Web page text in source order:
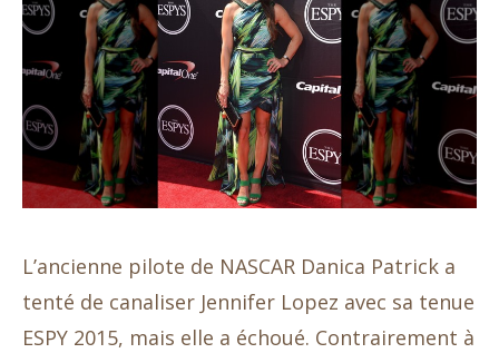
L’ancienne pilote de NASCAR Danica Patrick a
tenté de canaliser Jennifer Lopez avec sa tenue
ESPY 2015, mais elle a échoué. Contrairement à